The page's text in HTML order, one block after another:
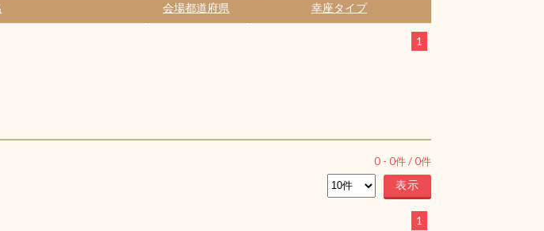
会場都道府県 幸座タイプ
1
0 - 0件 /0件
1